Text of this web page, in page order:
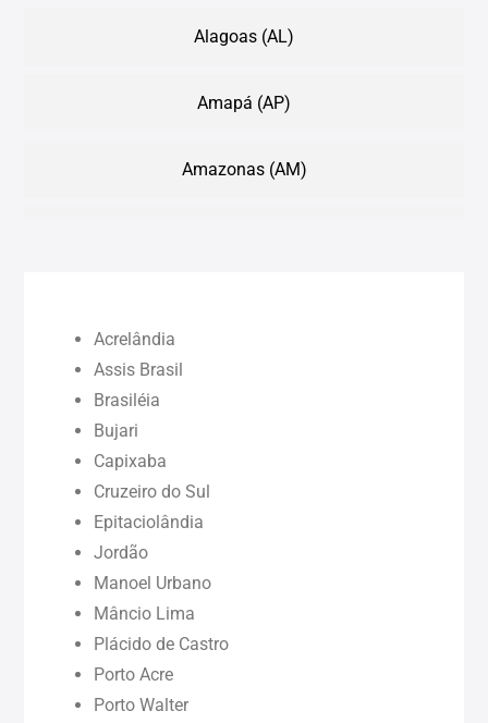
Alagoas (AL)
Amapá (AP)
Amazonas (AM)
Paraíba (PB)
Piauí (PI)
Rondônia (RO)
Acrelândia
Assis Brasil
Brasiléia
Bujari
Capixaba
Cruzeiro do Sul
Epitaciolândia
Jordão
Manoel Urbano
Mâncio Lima
Plácido de Castro
Porto Acre
Porto Walter